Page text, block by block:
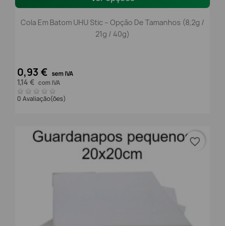
Cola Em Batom UHU Stic – Opção De Tamanhos (8,2g /
21g / 40g)
0,93 € sem IVA
1,14 € com IVA
0 Avaliação(ões)
favorite_border